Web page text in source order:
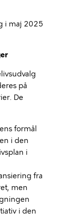
i maj 2025
på
De
formål
i den
i
fra
men
i den